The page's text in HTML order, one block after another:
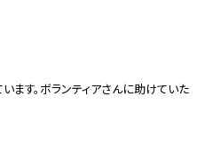
ます。ボランティアさんに助けていた